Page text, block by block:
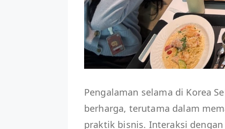
Pengalaman selama di Korea
berharga, terutama dalam
praktik bisnis. Interaksi